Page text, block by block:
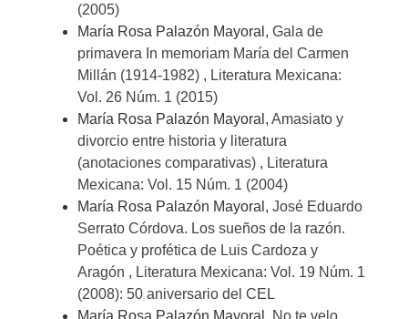
(2005)
María Rosa Palazón Mayoral, Gala de
primavera In memoriam María del Carmen
Millán (1914-1982) , Literatura Mexicana:
Vol. 26 Núm. 1 (2015)
María Rosa Palazón Mayoral, Amasiato y
divorcio entre historia y literatura
(anotaciones comparativas) , Literatura
Mexicana: Vol. 15 Núm. 1 (2004)
María Rosa Palazón Mayoral, José Eduardo
Serrato Córdova. Los sueños de la razón.
Poética y profética de Luis Cardoza y
Aragón , Literatura Mexicana: Vol. 19 Núm. 1
(2008): 50 aniversario del CEL
María Rosa Palazón Mayoral, No te velo,